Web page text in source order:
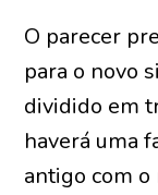
O parecer
para o novo
dividido em
haverá uma
antigo com